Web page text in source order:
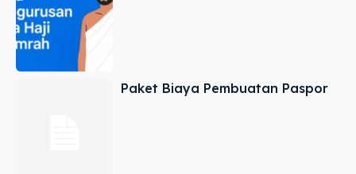
Paket Biaya Pembuatan Paspor